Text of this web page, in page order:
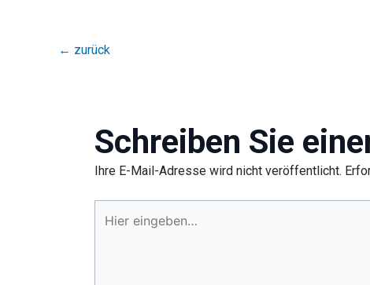
← zurück
Schreiben Sie
Ihre E-Mail-Adresse wird nicht veröffentlicht.
eingeben…